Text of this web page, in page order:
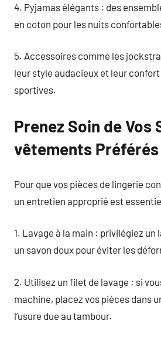
4. Pyjamas élégants : des
en coton pour les nuits
5. Accessoires comme les
leur style audacieux et leur
sportives.
Prenez Soin de Vos
vêtements Préférés
Pour que vos pièces de lingerie
un entretien approprié est
1. Lavage à la main : privilégiez un
un savon doux pour éviter les
2. Utilisez un filet de lavage : si
machine, placez vos pièces dans
l’usure due au tambour.